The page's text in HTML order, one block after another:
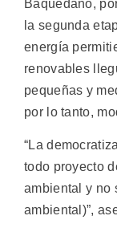
Baquedano,
la segunda
energía
renovables
pequeñas y
por lo tanto,
“La
todo proyecto
ambiental y no
ambiental)”,